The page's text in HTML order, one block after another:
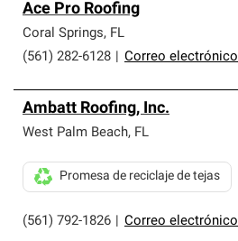
Ace Pro Roofing
Coral Springs, FL
(561) 282-6128
Correo electrónico
Ambatt Roofing, Inc.
West Palm Beach, FL
(561) 792-1826 Correo electrónico
Promesa de reciclaje de tejas